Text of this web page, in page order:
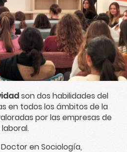
son dos habilidades del
en todos los ámbitos de la
por las empresas de
Doctor en Sociología,